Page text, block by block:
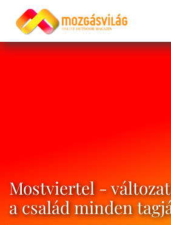
Mostviertel -
a család minden